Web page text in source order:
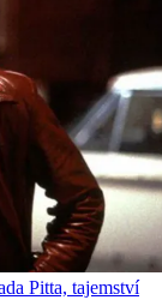
Pitta, tajemství